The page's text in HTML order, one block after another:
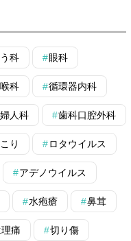
科 眼科
科 循環器内科
人科 歯科口腔外科
り ロタウイルス
アデノウイルス
水疱瘡 鼻茸
痛 切り傷